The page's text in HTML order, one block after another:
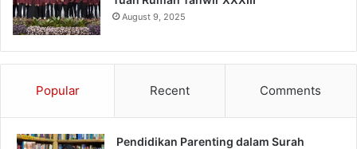
August 9, 2025
Popular Recent Comments
Pendidikan Parenting dalam Surah